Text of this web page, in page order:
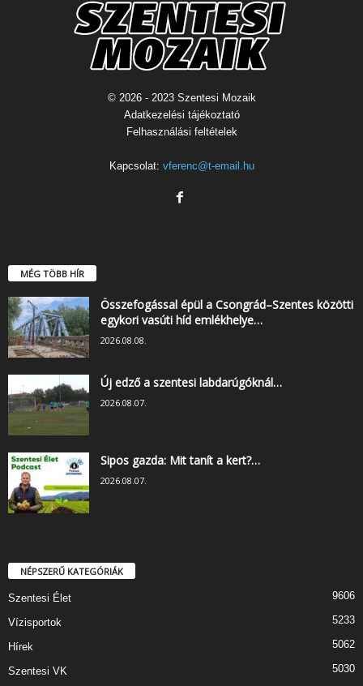
© 2026 - 2023 Szentesi Mozaik
Adatkezelési tájékoztató
Felhasználási feltételek
Kapcsolat: vferenc@t-email.hu
MÉG TÖBB HÍR
Összefogással épül a Csongrád–Szentes közötti
egykori vasúti híd emlékhelye…
2026.08.08.
Új edző a szentesi labdarúgóknál…
2026.08.07.
Sipos gazda: Mit tanít a kert?…
2026.08.07.
NÉPSZERŰ KATEGÓRIÁK
Szentesi Élet 9606
Vízisportok 5233
Hírek 5062
Szentesi VK 5030